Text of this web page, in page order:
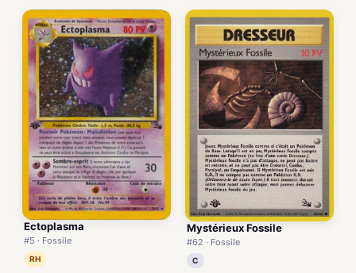
Ectoplasma
#5 · Fossile
RH
Mystérieux Fossile
#62 · Fossile
C